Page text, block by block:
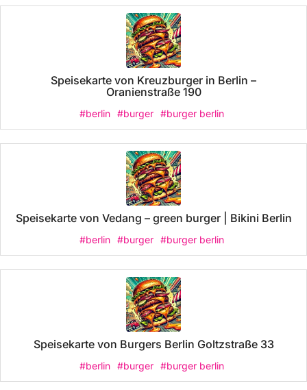
Speisekarte von Kreuzburger in Berlin –
Oranienstraße 190
#berlin #burger #burger berlin
Speisekarte von Vedang – green burger | Bikini Berlin
#berlin #burger #burger berlin
Speisekarte von Burgers Berlin Goltzstraße 33
#berlin #burger #burger berlin